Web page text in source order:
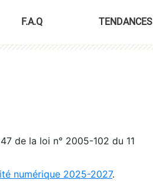
F.A.Q TENDANCES
de la loi n° 2005-102 du 11
numérique 2025-2027.